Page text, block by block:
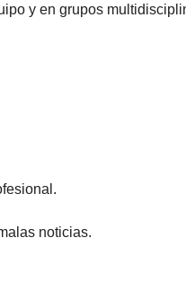
y en grupos
noticias.